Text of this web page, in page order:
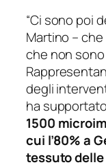
“Ci sono poi
Martino –
che non
degli
ha
1500
cui l’80% a
tessuto